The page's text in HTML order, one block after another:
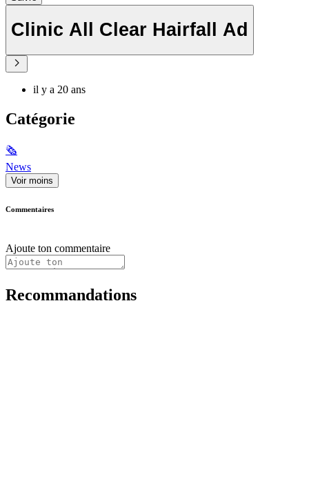
Clinic All Clear Hairfall Ad
il y a 20 ans
Catégorie
🗞
News
Voir moins
Commentaires
Ajoute ton commentaire
Recommandations